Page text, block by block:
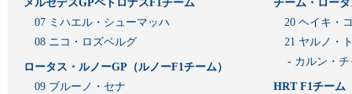
メルセデスGPペトロナスF1チーム
07 ミハエル・シューマッハ
08 ニコ・ロズベルグ
ロータス・ルノーGP（ルノーF1チーム）
09 ブルーノ・セナ
チーム・ロー
20 ヘイキ・
21 ヤルノ・
- カルン・
HRT F1チーム